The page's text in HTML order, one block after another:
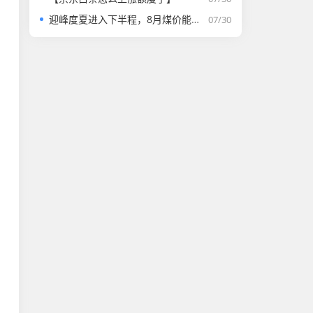
07/30
迎峰度夏进入下半程，8月煤价能否走强？